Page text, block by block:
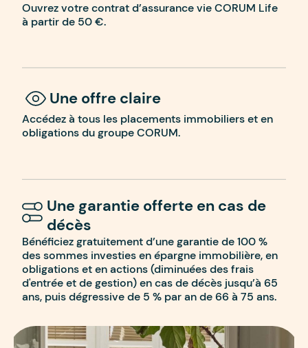
Ouvrez votre contrat d’assurance vie CORUM Life
à partir de 50 €.
Une offre claire
Accédez à tous les placements immobiliers et en
obligations du groupe CORUM.
Une garantie offerte en cas de
décès
Bénéficiez gratuitement d’une garantie de 100 %
des sommes investies en épargne immobilière, en
obligations et en actions (diminuées des frais
d'entrée et de gestion) en cas de décès jusqu’à 65
ans, puis dégressive de 5 % par an de 66 à 75 ans.